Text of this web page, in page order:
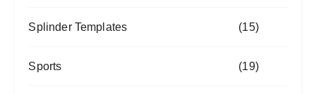
Splinder Templates (15)
Sports (19)